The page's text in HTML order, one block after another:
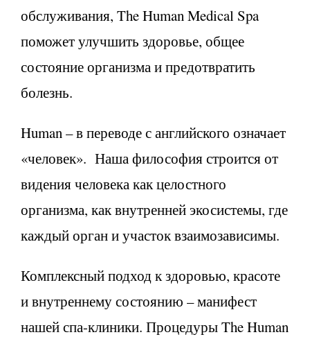
обслуживания, The Human Medical Spa
поможет улучшить здоровье, общее
состояние организма и предотвратить
болезнь.
Human – в переводе с английского означает
«человек». Наша философия строится от
видения человека как целостного
организма, как внутренней экосистемы, где
каждый орган и участок взаимозависимы.
Комплексный подход к здоровью, красоте
и внутреннему состоянию – манифест
нашей спа-клиники. Процедуры The Human